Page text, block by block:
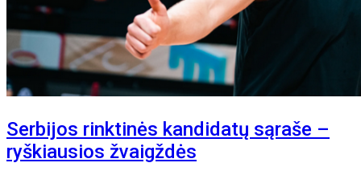
Serbijos rinktinės kandidatų sąraše –
ryškiausios žvaigždės